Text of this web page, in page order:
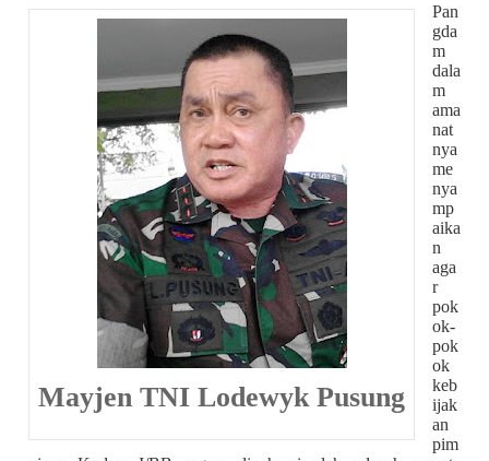
Mayjen TNI Lodewyk Pusung
Pan
gda
m
dala
m
ama
nat
nya
me
nya
mp
aika
n
aga
r
pok
ok-
pok
ok
keb
ijak
an
pim